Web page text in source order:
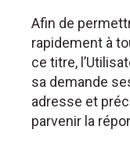
Afin de
rapidement à
ce titre,
sa demande
adresse et
parvenir la